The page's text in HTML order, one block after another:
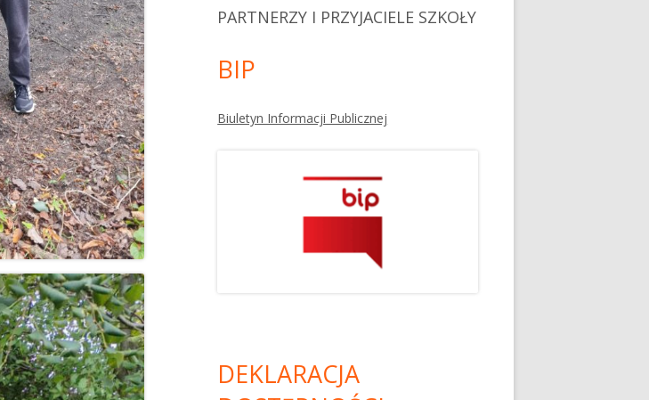
PARTNERZY I PRZYJACIELE SZKOŁY
BIP
Biuletyn Informacji Publicznej
DEKLARACJA